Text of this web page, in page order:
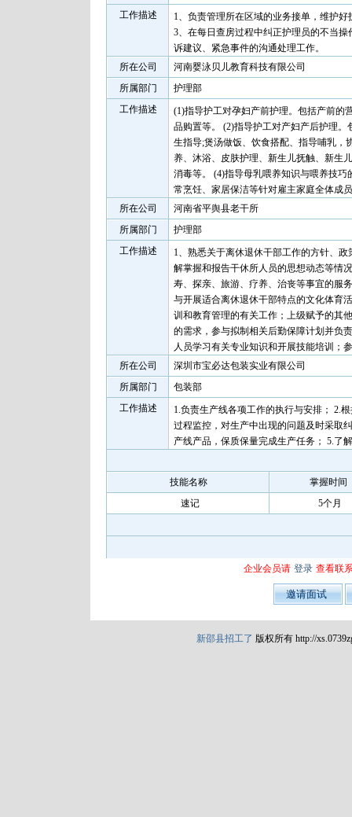
工作描述
1、负责管理所在区域的业务接单，维护
3、在每日查房过程中纠正护理员的不当
诉建议、紧急事件的沟通处理工作。
所在公司
河南婴泳贝儿教育科技有限公司
所属部门
护理部
工作描述
(1)指导护工对孕妇产前护理。包括产前的
品购置等。 (2)指导护工对产妇产后护理
生指导;煲汤做饭、饮食搭配、指导哺乳，
养、沐浴、皮肤护理、新生儿抚触、新生
消毒等。 (4)指导母乳喂养知识与喂养技
常烹饪、家居保洁等针对雇主家庭全体成
所在公司
河南省平舆县老干所
所属部门
护理部
工作描述
1、熟悉关于离休退休干部工作的方针、
解掌握和报告干休所人员的思想动态等情
寿、探亲、旅游、疗养、治丧等事宜的服
与开展适合离休退休干部特点的文化体育
训和教育管理的有关工作；上级赋予的其
的需求，参与拟制相关后勤保障计划并负
人员学习有关专业知识和开展技能培训；
所在公司
深圳市宝必达包装实业有限公司
所属部门
包装部
工作描述
1.负责生产线各项工作的执行与安排； 2.
过程监控，对生产中出现的问题及时采取
产线产品，保质保量完成生产任务； 5.了
技能名称
掌握时间
速记
5个月
企业会员请 登录 查看联
新邵县招工了 版权所有 http://